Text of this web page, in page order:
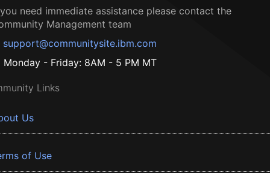
need immediate assistance please contact the
Management team
support@communitysite.ibm.com
Monday - Friday: 8AM - 5 PM MT
Links
Us
of Use